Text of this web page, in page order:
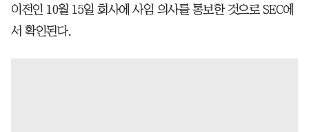
이전인 10월 15일 회사에 사임 의사를 통보한 것으로 SEC에
서 확인된다.